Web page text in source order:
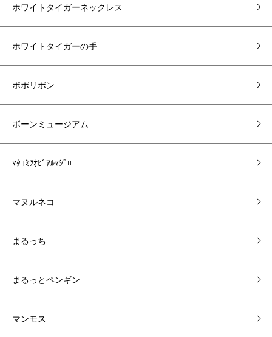
ホワイトタイガーネックレス
ホワイトタイガーの手
ポポリボン
ボーンミュージアム
ﾏﾀｺﾐﾂｵﾋﾞｱﾙﾏｼﾞﾛ
マヌルネコ
まるっち
まるっとペンギン
マンモス